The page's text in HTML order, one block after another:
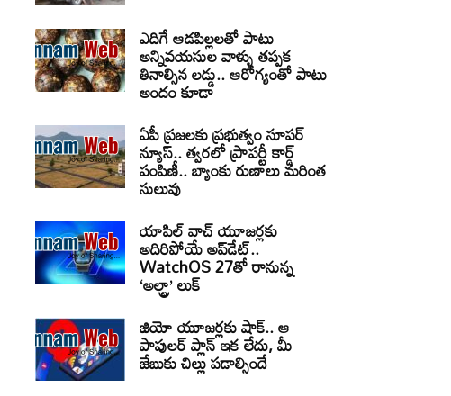
ఎదిగే ఆడపిల్లలతో పాటు
అన్నివయసుల వాళ్ళు తప్పక
తినాల్సిన లడ్డు.. ఆరోగ్యంతో పాటు
అందం కూడా
ఏపీ ప్రజలకు ప్రభుత్వం సూపర్
న్యూస్.. త్వరలో ప్రాపర్టీ కార్డ్
పంపిణీ.. బ్యాంకు రుణాలు మరింత
సులువు
యాపిల్ వాచ్ యూజర్లకు
అదిరిపోయే అప్‌డేట్..
WatchOS 27తో రానున్న
‘అల్ట్రా’ లుక్
జియో యూజర్లకు షాక్.. ఆ
పాపులర్ ప్లాన్ ఇక లేదు, మీ
జేబుకు చిల్లు పడాల్సిందే